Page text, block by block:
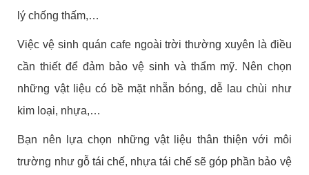
lý chống thấm,…
Việc vệ sinh quán cafe ngoài trời thường xuyên là điều
cần thiết để đảm bảo vệ sinh và thẩm mỹ. Nên chọn
những vật liệu có bề mặt nhẵn bóng, dễ lau chùi như
kim loại, nhựa,…
Bạn nên lựa chọn những vật liệu thân thiện với môi
trường như gỗ tái chế, nhựa tái chế sẽ góp phần bảo vệ